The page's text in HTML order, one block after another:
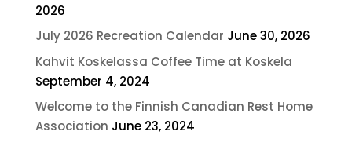
2026
July 2026 Recreation Calendar June 30, 2026
Kahvit Koskelassa Coffee Time at Koskela
September 4, 2024
Welcome to the Finnish Canadian Rest Home
Association June 23, 2024